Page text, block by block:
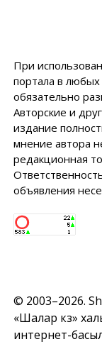
При
портала в
обязательно
Авторские и
издание
мнение автора
редакционная
объявления
© 2003–2026.
«Шалқар кз»
интернет-